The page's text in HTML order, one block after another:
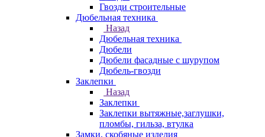
Гвозди строительные
Дюбельная техника
Назад
Дюбельная техника
Дюбели
Дюбели фасадные с шурупом
Дюбель-гвозди
Заклепки
Назад
Заклепки
Заклепки вытяжные,заглушки,
пломбы, гильза, втулка
Замки, скобяные изделия